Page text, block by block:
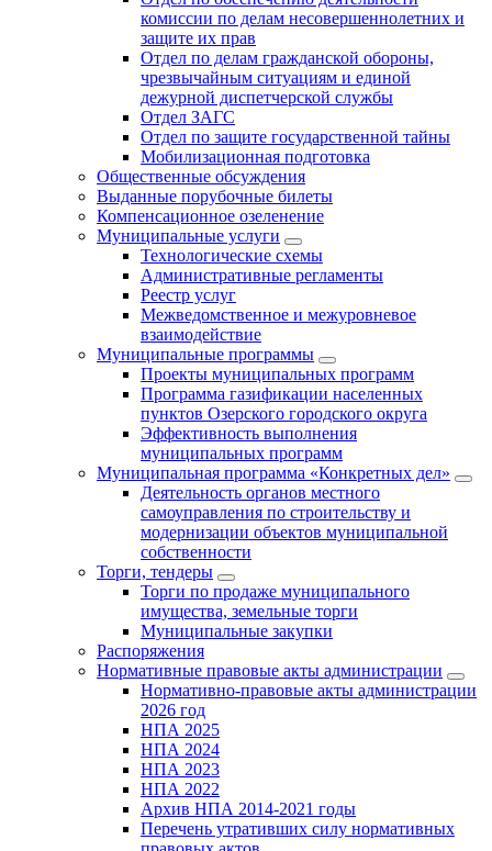
комиссии по делам несовершеннолетних и
защите их прав
Отдел по делам гражданской обороны,
чрезвычайным ситуациям и единой
дежурной диспетчерской службы
Отдел ЗАГС
Отдел по защите государственной тайны
Мобилизационная подготовка
Общественные обсуждения
Выданные порубочные билеты
Компенсационное озеленение
Муниципальные услуги
Технологические схемы
Административные регламенты
Реестр услуг
Межведомственное и межуровневое
взаимодействие
Муниципальные программы
Проекты муниципальных программ
Программа газификации населенных
пунктов Озерского городского округа
Эффективность выполнения
муниципальных программ
Муниципальная программа «Конкретных дел»
Деятельность органов местного
самоуправления по строительству и
модернизации объектов муниципальной
собственности
Торги, тендеры
Торги по продаже муниципального
имущества, земельные торги
Муниципальные закупки
Распоряжения
Нормативные правовые акты администрации
Нормативно-правовые акты администрации
2026 год
НПА 2025
НПА 2024
НПА 2023
НПА 2022
Архив НПА 2014-2021 годы
Перечень утративших силу нормативных